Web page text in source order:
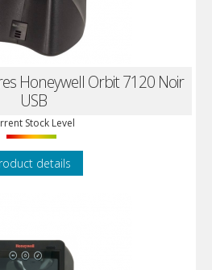
Honeywell Orbit 7120 Noir
USB
Stock Level
details